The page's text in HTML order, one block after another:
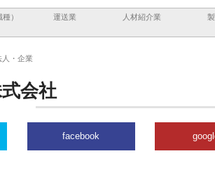
） 運送業 人材紹介業
人・企業
会社
facebook